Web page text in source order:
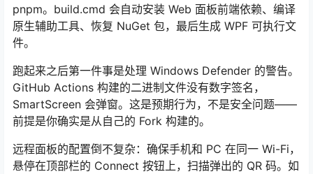
pnpm。build.cmd 会自动安装 Web 面板前端依赖、编译
原生辅助工具、恢复 NuGet 包，最后生成 WPF 可执行文
件。
跑起来之后第一件事是处理 Windows Defender 的警告。
GitHub Actions 构建的二进制文件没有数字签名，
SmartScreen 会弹窗。这是预期行为，不是安全问题——
前提是你确实是从自己的 Fork 构建的。
远程面板的配置倒不复杂：确保手机和 PC 在同一 Wi-Fi，
悬停在顶部栏的 Connect 按钮上，扫描弹出的 QR 码。如